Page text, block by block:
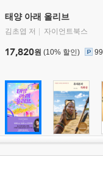
태양 아래 올리브
김초엽 저 자이언트북스
17,820원 (10% 할인)